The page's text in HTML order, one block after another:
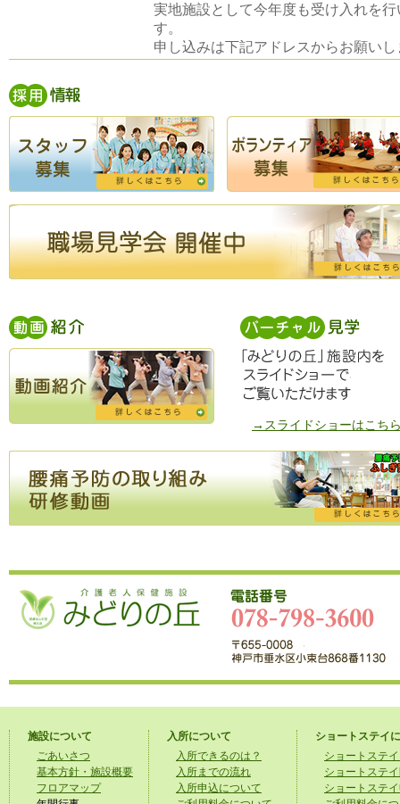
実地施設として今年度も受け入れを行
す。
申し込みは下記アドレスからお願いし
施設協会
https://www.roken.or.jp/kenshu
2025年12月10日
広報誌～みどりの丘だより～2025年冬
掲載いたしました。
面会制限緩和のお知らせ
2025年5月16日
所定疾患施設療養費の算定状況（令和
度）を更新いたしました。
を更新いたしました。
2023年11月20日 YouTubeにて職員募集広告を掲載しま
2023年7月12日 外線電話不通のお知らせ
2023年6月09日
排泄委員会による～排便のメカニズム
2023年1月11日
職員みんなで「キツネダンス」踊って
した！
是非、ご覧下さい。
2022年4月22日
所定疾患施設療養費の算定状況（令和
度）を更新いたしました。
正面玄関施錠時間変更のお知らせ
2021年12月20日 ミドナリエ開催中！
2021年12月23日
腰痛予防研修動画（ストレッチャー機
編）を掲載いたしました。
2021年12月1日 オンライン面会継続のお知らせ
2021年11月22日
外線電話が繋がらない通信障害が発
→スライドショーはこち
施設について
ごあいさつ
基本方針・施設概要
フロアマップ
入所について
入所できるのは？
入所までの流れ
入所申込について
ショートステイ
ショートステ
ショートステ
ショートステ